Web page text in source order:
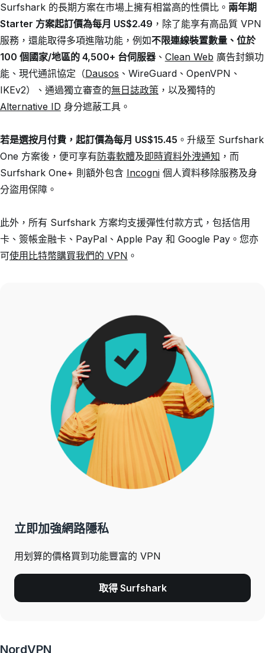
Surfshark 的長期方案在市場上擁有相當高的性價比。 兩年期
Starter 方案起訂價為每月 US$2.49 ，除了能享有高品質 VPN
服務，還能取得多項進階功能，例如不限連線裝置數量、位於
100 個國家/地區的 4,500+ 台伺服器、 Clean Web 廣告封鎖功
能、現代通訊協定（Dausos 、WireGuard、OpenVPN、
IKEv2）、通過獨立審查的無日誌政策，以及獨特的
Alternative ID 身分遮蔽工具。
若是選按月付費，起訂價為每月 US$15.45 。升級至 Surfshark
One 方案後，便可享有防毒軟體及即時資料外洩通知 ，而
Surfshark One+ 則額外包含 Incogni個人資料移除服務及身
分盜用保障。
此外，所有 Surfshark 方案均支援彈性付款方式，包括信用
卡、簽帳金融卡、PayPal、Apple Pay 和 Google Pay。您亦
可使用比特幣購買我們的 VPN 。
立即加強網路隱私
用划算的價格買到功能豐富的 VPN
取得 Surfshark
NordVPN